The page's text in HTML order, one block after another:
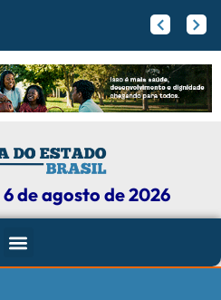
de agosto de 2026